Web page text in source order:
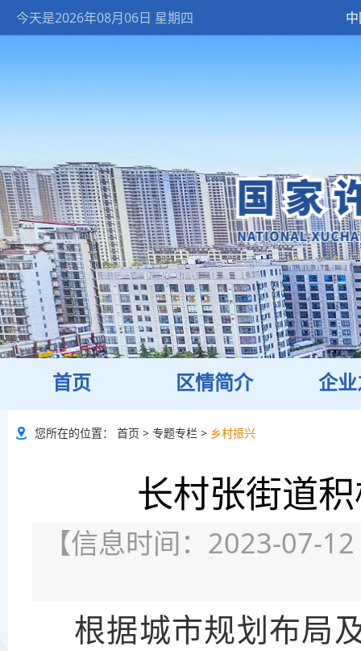
今天是2026年08月06日 星期四
首页 区情简介 企
您所在的位置： 首页 > 专题专栏 > 乡村振兴
长村张街道
【信息时间：2023-07-
根据城市规划布局